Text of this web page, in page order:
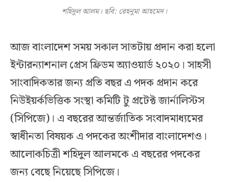
শহিদুল আলম। ছবি: রেহনুমা আহমেদ।
আজ বাংলাদেশ সময় সকাল সাতটায় প্রদান করা হলো
ইন্টারন্যাশনাল প্রেস ফ্রিডম অ্যাওয়ার্ড ২০২০। সাহসী
সাংবাদিকতার জন্য প্রতি বছর এ পদক প্রদান করে
নিউইয়র্কভিত্তিক সংস্থা কমিটি টু প্রটেক্ট জার্নালিস্টস
(সিপিজে)। এ বছরের আন্তর্জাতিক সংবাদমাধ্যমের
স্বাধীনতা বিষয়ক এ পদকের অংশীদার বাংলাদেশও।
আলোকচিত্রী শহিদুল আলমকে এ বছরের পদকের
জন্য বেছে নিয়েছে সিপিজে।